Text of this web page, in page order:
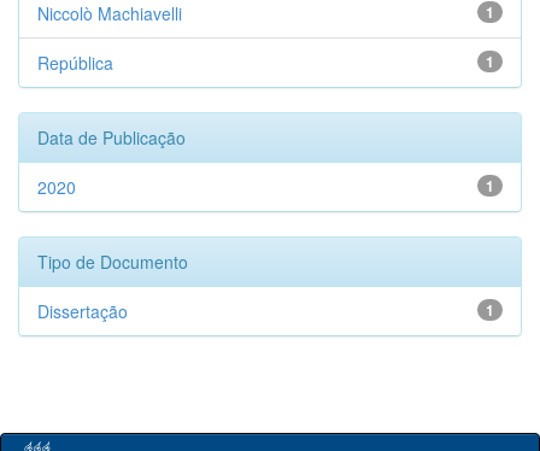
1
Niccolò Machiavelli
1
República
Data de Publicação
1
2020
Tipo de Documento
1
Dissertação